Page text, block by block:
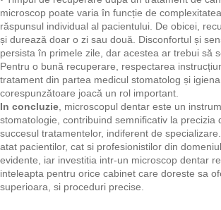
microscop poate varia în funcție de
răspunsul individual al pacientului. De obicei,
și durează doar o zi sau două. Disconfortul și
persista în primele zile, dar acestea ar trebui să
Pentru o bună recuperare, respectarea
tratament din partea medicul stomatolog și
corespunzătoare joacă un rol important.
In concluzie , microscopul dentar este un
stomatologie, contribuind semnificativ la precizia
succesul tratamentelor, indiferent de specializare.
atat pacientilor, cat si profesionistilor din
evidente, iar investitia intr-un microscop dentar
inteleapta pentru orice cabinet care doreste sa
superioara, si proceduri precise.